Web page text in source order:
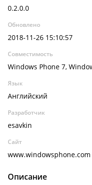
0.2.0.0
Обновлено
2018-11-26 15:10:57
Совместимость
Windows Phone 7,
Язык
Английский
Разработчик
esavkin
Сайт
www.windowsphone.com
Описание